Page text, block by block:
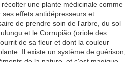
une plante médicinale comme
effets antidépresseurs et
de prendre soin de l'arbre, du sol
et le Corrupião (oriole des
de sa fleur et dont la couleur
Il existe un système de guérison,